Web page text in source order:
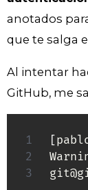
anotados
que te salga
Al intentar
GitHub, me
[